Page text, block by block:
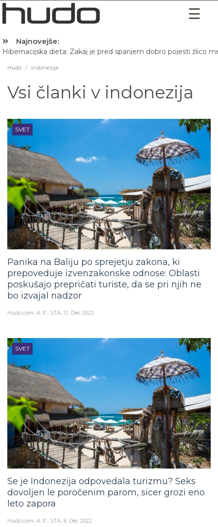
Najnovejše:
Hibernacijska dieta: Zakaj je pred spanjem dobro pojesti žlico
Hudo / indonezija
Vsi članki v indonezija
SVET
Panika na Baliju po sprejetju zakona, ki
prepoveduje izvenzakonske odnose: Oblasti
poskušajo prepričati turiste, da se pri njih ne
bo izvajal nadzor
Hudo.com A. P., STA 12. Dec 2022
SVET
Se je Indonezija odpovedala turizmu? Seks
dovoljen le poročenim parom, sicer grozi eno
leto zapora
Hudo.com A. P., STA 6. Dec 2022